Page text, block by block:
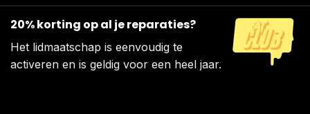
20% korting op al je reparaties?
Het lidmaatschap is eenvoudig te
activeren en is geldig voor een heel jaar.